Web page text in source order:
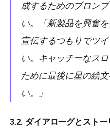
成するためのプロン
い。「新製品を興奮
宣伝するつもりでツ
い。キャッチーなス
ために最後に星の絵
い。」
3.2. ダイアローグとスト